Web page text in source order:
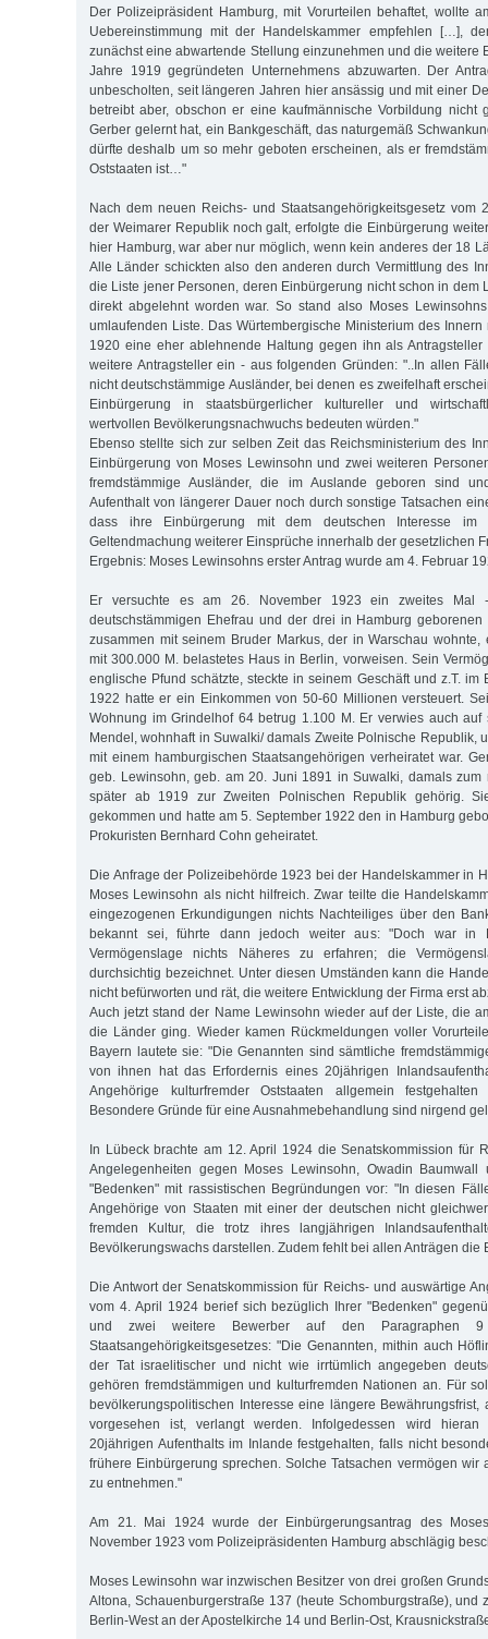
Der Polizeipräsident Hamburg, mit Vorurteilen behaftet, wollte
Uebereinstimmung mit der Handelskammer empfehlen […],
zunächst eine abwartende Stellung einzunehmen und die weitere
Jahre 1919 gegründeten Unternehmens abzuwarten. Der
unbescholten, seit längeren Jahren hier ansässig und mit einer
betreibt aber, obschon er eine kaufmännische Vorbildung nicht
Gerber gelernt hat, ein Bankgeschäft, das naturgemäß
dürfte deshalb um so mehr geboten erscheinen, als er
Oststaaten ist…"
Nach dem neuen Reichs- und Staatsangehörigkeitsgesetz vom
der Weimarer Republik noch galt, erfolgte die Einbürgerung
hier Hamburg, war aber nur möglich, wenn kein anderes der 18
Alle Länder schickten also den anderen durch Vermittlung des
die Liste jener Personen, deren Einbürgerung nicht schon in dem
direkt abgelehnt worden war. So stand also Moses
umlaufenden Liste. Das Würtembergische Ministerium des
1920 eine eher ablehnende Haltung gegen ihn als
weitere Antragsteller ein - aus folgenden Gründen: "..In allen
nicht deutschstämmige Ausländer, bei denen es zweifelhaft
Einbürgerung in staatsbürgerlicher kultureller und
wertvollen Bevölkerungsnachwuchs bedeuten würden."
Ebenso stellte sich zur selben Zeit das Reichsministerium des
Einbürgerung von Moses Lewinsohn und zwei weiteren
fremdstämmige Ausländer, die im Auslande geboren sind
Aufenthalt von längerer Dauer noch durch sonstige Tatsachen
dass ihre Einbürgerung mit dem deutschen Interesse im
Geltendmachung weiterer Einsprüche innerhalb der gesetzlichen
Ergebnis: Moses Lewinsohns erster Antrag wurde am 4. Februar
Er versuchte es am 26. November 1923 ein zweites Mal
deutschstämmigen Ehefrau und der drei in Hamburg
zusammen mit seinem Bruder Markus, der in Warschau wohnte,
mit 300.000 M. belastetes Haus in Berlin, vorweisen. Sein
englische Pfund schätzte, steckte in seinem Geschäft und z.T. im
1922 hatte er ein Einkommen von 50-60 Millionen versteuert.
Wohnung im Grindelhof 64 betrug 1.100 M. Er verwies auch auf
Mendel, wohnhaft in Suwalki/ damals Zweite Polnische Republik,
mit einem hamburgischen Staatsangehörigen verheiratet war.
geb. Lewinsohn, geb. am 20. Juni 1891 in Suwalki, damals zum
später ab 1919 zur Zweiten Polnischen Republik gehörig.
gekommen und hatte am 5. September 1922 den in Hamburg
Prokuristen Bernhard Cohn geheiratet.
Die Anfrage der Polizeibehörde 1923 bei der Handelskammer in
Moses Lewinsohn als nicht hilfreich. Zwar teilte die
eingezogenen Erkundigungen nichts Nachteiliges über den
bekannt sei, führte dann jedoch weiter aus: "Doch war in
Vermögenslage nichts Näheres zu erfahren; die
durchsichtig bezeichnet. Unter diesen Umständen kann die
nicht befürworten und rät, die weitere Entwicklung der Firma erst
Auch jetzt stand der Name Lewinsohn wieder auf der Liste, die
die Länder ging. Wieder kamen Rückmeldungen voller
Bayern lautete sie: "Die Genannten sind sämtliche
von ihnen hat das Erfordernis eines 20jährigen
Angehörige kulturfremder Oststaaten allgemein
Besondere Gründe für eine Ausnahmebehandlung sind nirgend
In Lübeck brachte am 12. April 1924 die Senatskommission für
Angelegenheiten gegen Moses Lewinsohn, Owadin Baumwall
"Bedenken" mit rassistischen Begründungen vor: "In diesen
Angehörige von Staaten mit einer der deutschen nicht
fremden Kultur, die trotz ihres langjährigen
Bevölkerungswachs darstellen. Zudem fehlt bei allen Anträgen die
Die Antwort der Senatskommission für Reichs- und auswärtige
vom 4. April 1924 berief sich bezüglich Ihrer "Bedenken"
und zwei weitere Bewerber auf den Paragraphen
Staatsangehörigkeitsgesetzes: "Die Genannten, mithin auch
der Tat israelitischer und nicht wie irrtümlich angegeben
gehören fremdstämmigen und kulturfremden Nationen an. Für
bevölkerungspolitischen Interesse eine längere Bewährungsfrist,
vorgesehen ist, verlangt werden. Infolgedessen wird
20jährigen Aufenthalts im Inlande festgehalten, falls nicht
frühere Einbürgerung sprechen. Solche Tatsachen vermögen wir
zu entnehmen."
Am 21. Mai 1924 wurde der Einbürgerungsantrag des
November 1923 vom Polizeipräsidenten Hamburg abschlägig
Moses Lewinsohn war inzwischen Besitzer von drei großen
Altona, Schauenburgerstraße 137 (heute Schomburgstraße), und
Berlin-West an der Apostelkirche 14 und Berlin-Ost,